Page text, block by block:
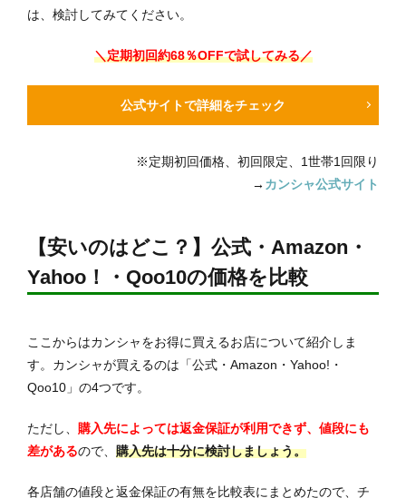
は、検討してみてください。
＼定期初回約68％OFFで試してみる／
公式サイトで詳細をチェック
※定期初回価格、初回限定、1世帯1回限り
→ カンシャ公式サイト
【安いのはどこ？】公式・Amazon・
Yahoo！・Qoo10の価格を比較
ここからはカンシャをお得に買えるお店について紹介しま
す。カンシャが買えるのは「公式・Amazon・Yahoo!・
Qoo10」の4つです。
ただし、
購入先によっては返金保証が利用できず、値段にも
差があるので、 購入先は十分に検討しましょう。
各店舗の値段と返金保証の有無を比較表にまとめたので、チ